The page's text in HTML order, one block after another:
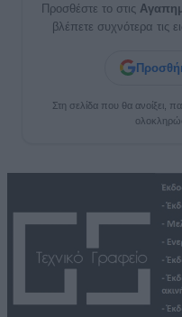
Προσθέστε το στις
βλέπετε συχνότερα τις
Στη σελίδα που θα ανοίξει,